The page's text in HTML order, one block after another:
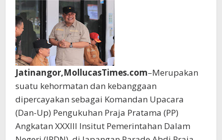
Jatinangor,MollucasTimes.com–Merupakan
suatu kehormatan dan kebanggaan
dipercayakan sebagai Komandan Upacara
(Dan-Up) Pengukuhan Praja Pratama (PP)
Angkatan XXXIII Insitut Pemerintahan Dalam